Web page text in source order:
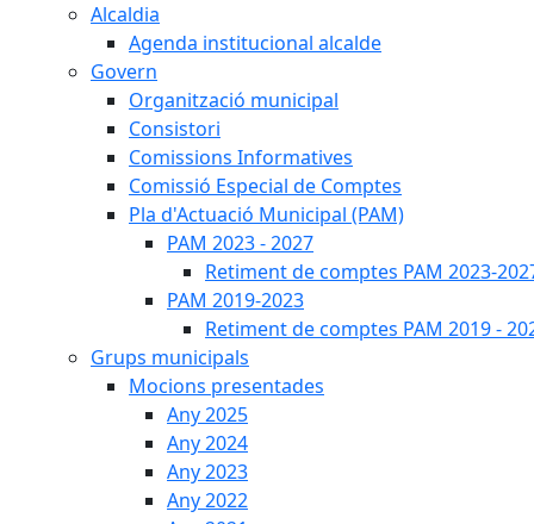
Alcaldia
Agenda institucional alcalde
Govern
Organització municipal
Consistori
Comissions Informatives
Comissió Especial de Comptes
Pla d'Actuació Municipal (PAM)
PAM 2023 - 2027
Retiment de comptes PAM 2023-
PAM 2019-2023
Retiment de comptes PAM 2019 -
Grups municipals
Mocions presentades
Any 2025
Any 2024
Any 2023
Any 2022